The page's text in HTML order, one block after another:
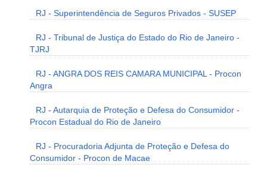
RJ - Superintendência de Seguros Privados - SUSEP
RJ - Tribunal de Justiça do Estado do Rio de Janeiro -
TJRJ
RJ - ANGRA DOS REIS CAMARA MUNICIPAL - Procon
Angra
RJ - Autarquia de Proteção e Defesa do Consumidor -
Procon Estadual do Rio de Janeiro
RJ - Procuradoria Adjunta de Proteção e Defesa do
Consumidor - Procon de Macae